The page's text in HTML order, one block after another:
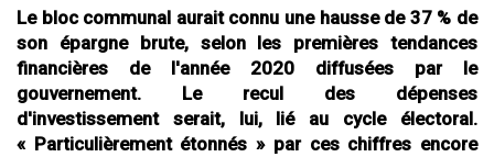
Le bloc communal aurait connu une hausse de 37 % de
son épargne brute, selon les premières tendances
financières de l'année 2020 diffusées par le
gouvernement. Le recul des dépenses
d'investissement serait, lui, lié au cycle électoral.
« Particulièrement étonnés » par ces chiffres encore